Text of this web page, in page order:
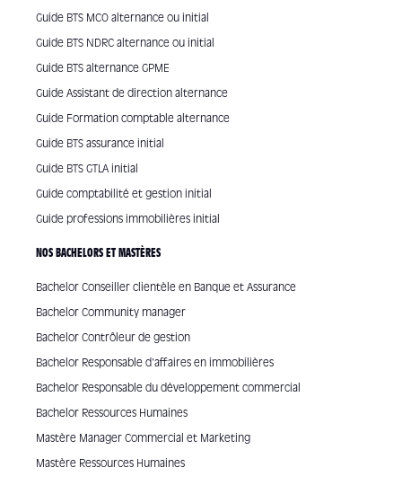
Guide BTS MCO alternance ou initial
Guide BTS NDRC alternance ou initial
Guide BTS alternance GPME
Guide Assistant de direction alternance
Guide Formation comptable alternance
Guide BTS assurance initial
Guide BTS GTLA initial
Guide comptabilité et gestion initial
Guide professions immobilières initial
NOS BACHELORS ET MASTÈRES
Bachelor Conseiller clientèle en Banque et Assurance
Bachelor Community manager
Bachelor Contrôleur de gestion
Bachelor Responsable d'affaires en immobilières
Bachelor Responsable du développement commercial
Bachelor Ressources Humaines
Mastère Manager Commercial et Marketing
Mastère Ressources Humaines